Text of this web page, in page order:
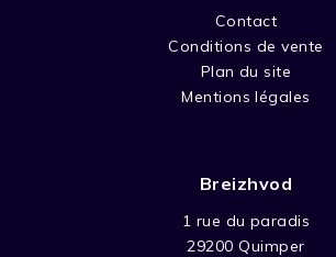
Contact
Conditions de vente
Plan du site
Mentions légales
Breizhvod
1 rue du paradis
29200 Quimper